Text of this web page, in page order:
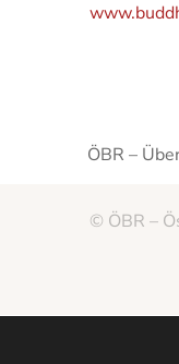
ÖBR –
© ÖBR –